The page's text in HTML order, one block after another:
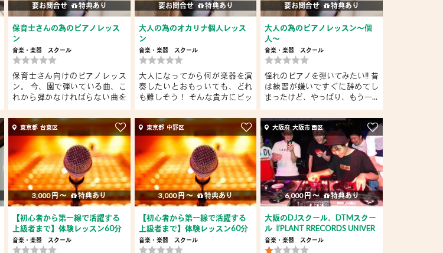
要お問合せ 特典あり
保育士さんの為のピアノレッス
ン
音楽・楽器 スクール
保育士さん向けのピアノレッス
ン。 今、園で弾いている曲、こ
れから弾かなければらない曲を
要お問合せ 特典あり
大人の為のオカリナ個人レッス
ン
音楽・楽器 スクール
大人になってから何が楽器を演
奏したいとおもっいても、どれ
も難しそう！ そんな貴方にピッ
要お問合せ 特典あり
大人の為のピアノレッスン〜個
人〜
音楽・楽器 スクール
憧れのピアノを弾いてみたい‼️ 昔
は練習が嫌いですぐに辞めてし
まったけど、やっぱり、もう一...
東京都 台東区
3,000 円 〜 特典あり
【初心者から第一線で活躍する
上級者まで】体験レッスン60分
3...
音楽・楽器 スクール
東京都 中野区
3,000 円 〜 特典あり
【初心者から第一線で活躍する
上級者まで】体験レッスン60分
3...
音楽・楽器 スクール
大阪府 大阪市 西区
6,000 円 〜 特典あり
大阪のDJスクール、DTMスクー
ル『PLANT RRECORDS UNIVER
SITY』
音楽・楽器 スクール